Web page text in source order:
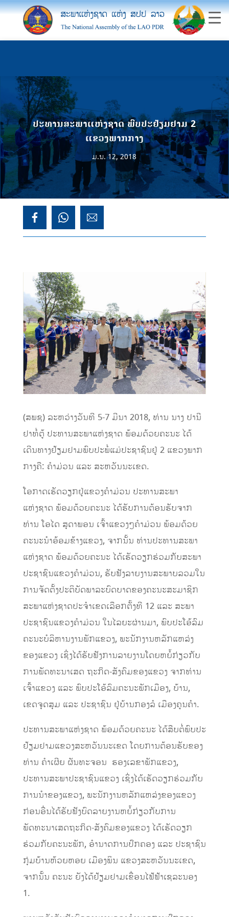
ປະທານສະພາແຫ່ງຊາດ ພົບປະຢ້ຽມຢາມ 2
ແຂວງພາກກາງ
ມ.ນ. 12, 2018
(ສພຊ) ລະຫວ່າງວັນທີ 5-7 ມີນາ 2018, ທ່ານ ນາງ ປານີ
ຢາທໍ່ຕູ້ ປະທານສະພາແຫ່ງຊາດ ພ້ອມດ້ວຍຄະນະ ໄດ້
ເດີນທາງຢ້ຽມຢາມພົບປະພໍ່ແມ່ປະຊາຊົນຢູ່ 2 ແຂວງພາກ
ກາງຄື: ຄຳມ່ວນ ແລະ ສະຫວັນນະເຂດ.
ໂອກາດເຮັດວຽກຢູ່ແຂວງຄໍາມ່ວນ ປະທານສະພາ
ແຫ່ງຊາດ ພ້ອມດ້ວຍຄະນະ ໄດ້ຮັບການຕ້ອນຮັບຈາກ
ທ່ານ ໂອໄດ ສຸດາພອນ ເຈົ້າແຂວງໆຄຳມ່ວນ ພ້ອມດ້ວຍ
ຄະນະນຳອ້ອມຂ້າງແຂວງ, ຈາກນັ້ນ ທ່ານປະທານສະພາ
ແຫ່ງຊາດ ພ້ອມດ້ວຍຄະນະ ໄດ້ເຮັດວຽກຮ່ວມກັບສະພາ
ປະຊາຊົນແຂວງຄໍາມ່ວນ, ຮັບຟັງລາຍງານສະພາບລວມໃນ
ການຈັດຕັ້ງປະຕິບັດພາລະບົດບາດຂອງຄະນະສະມາຊິກ
ສະພາແຫ່ງຊາດປະຈຳເຂດເລືອກຕັ້ງທີ 12 ແລະ ສະພາ
ປະຊາຊົນແຂວງຄຳມ່ວນ ໃນໄລຍະຜ່ານມາ, ພົບປະໂອ້ລົມ
ຄະນະບໍລິຫານງານພັກແຂວງ, ພະນັກງານຫລັກແຫລ່ງ
ຂອງແຂວງ ເຊິ່ງໄດ້ຮັບຟັງການລາຍງານໂດຍຫຍໍ້ກ່ຽວກັບ
ການພັດທະນາເສດ ຖະກິດ-ສັງຄົມຂອງແຂວງ ຈາກທ່ານ
ເຈົ້າແຂວງ ແລະ ພົບປະໂອ້ລົມຄະນະພັກເມືອງ, ບ້ານ,
ເຂດຈຸດສຸມ ແລະ ປະຊາຊົນ ຢູ່ບ້ານກອງລໍ ເມືອງຄູນຄຳ.
ປະທານສະພາແຫ່ງຊາດ ພ້ອມດ້ວຍຄະນະ ໄດ້ສືບຕໍ່ພົບປະ
ຢ້ຽມຢາມແຂວງສະຫວັນນະເຂດ ໂດຍການຕ້ອນຮັບຂອງ
ທ່ານ ຄຳເຜີຍ ຜັນທະຈອນ ຮອງເລຂາພັກແຂວງ,
ປະທານສະພາປະຊາຊົນແຂວງ ເຊິ່ງໄດ້ເຮັດວຽກຮ່ວມກັບ
ການນໍາຂອງແຂວງ, ພະນັກງານຫລັກແຫລ່ງຂອງແຂວງ
ກ່ອນອື່ນໄດ້ຮັບຟັງບົດລາຍງານຫຍໍ້ກ່ຽວກັບການ
ພັດທະນາເສດຖະກິດ-ສັງຄົມຂອງແຂວງ ໄດ້ເຮັດວຽກ
ຮ່ວມກັບຄະນະພັກ, ອຳນາດການປົກຄອງ ແລະ ປະຊາຊົນ
ກຸ່ມບ້ານຫ້ວຍຫອຍ ເມືອງພິນ ແຂວງສະຫວັນນະເຂດ,
ຈາກນັ້ນ ຄະນະ ຍັງໄດ້ຢ້ຽມຢາມເຂື່ອນໄຟ້ຟ້າເຊລະນອງ
1.